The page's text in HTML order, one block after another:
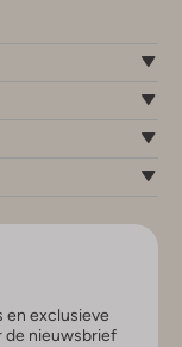
en exclusieve
de nieuwsbrief